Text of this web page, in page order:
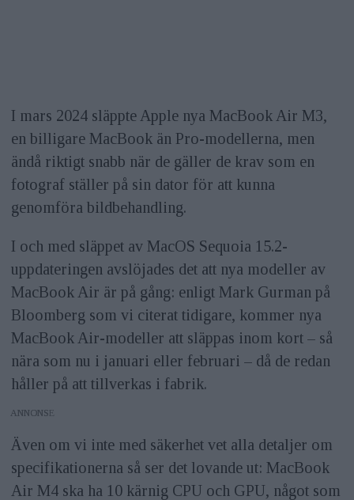
I mars 2024 släppte Apple nya MacBook Air M3,
en billigare MacBook än Pro-modellerna, men
ändå riktigt snabb när de gäller de krav som en
fotograf ställer på sin dator för att kunna
genomföra bildbehandling.
I och med släppet av MacOS Sequoia 15.2-
uppdateringen avslöjades det att nya modeller av
MacBook Air är på gång: enligt Mark Gurman på
Bloomberg som vi citerat tidigare, kommer nya
MacBook Air-modeller att släppas inom kort – så
nära som nu i januari eller februari – då de redan
håller på att tillverkas i fabrik.
ANNONS
Även om vi inte med säkerhet vet alla detaljer om
specifikationerna så ser det lovande ut: MacBook
Air M4 ska ha 10 kärnig CPU och GPU, något som